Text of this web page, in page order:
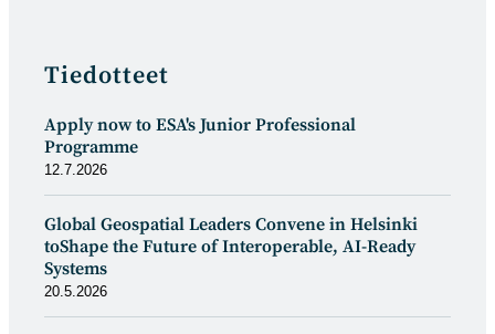
Tiedotteet
Apply now to ESA's Junior Professional
Programme
12.7.2026
Global Geospatial Leaders Convene in Helsinki
toShape the Future of Interoperable, AI-Ready
Systems
20.5.2026